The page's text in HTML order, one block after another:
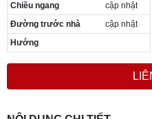
Cần thuê MBKD tại Phường
Cần thuê MBKD tại Phường
Cần thuê MBKD tại Phường
Cần thuê MBKD tại Phường
Cần thuê MBKD tại Phường
Cần thuê MBKD tại Phường
Cần thuê MBKD tại Phường
Chiều ngang
cập nhật
Đường trước nhà
cập nhật
Hướng